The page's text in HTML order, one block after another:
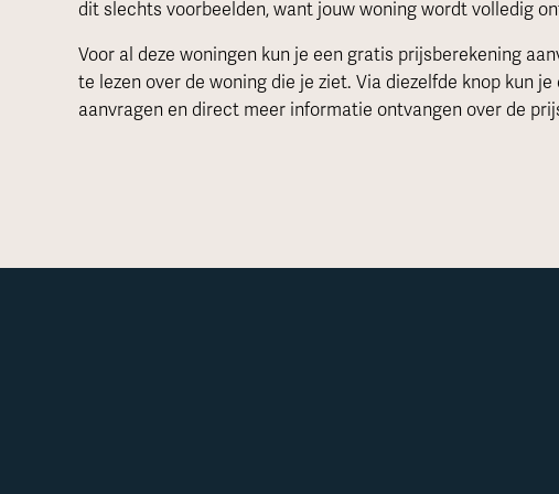
dit slechts voorbeelden, want jouw woning wordt volledig
Voor al deze woningen kun je een gratis prijsberekening
te lezen over de woning die je ziet. Via diezelfde knop kun
aanvragen en direct meer informatie ontvangen over de